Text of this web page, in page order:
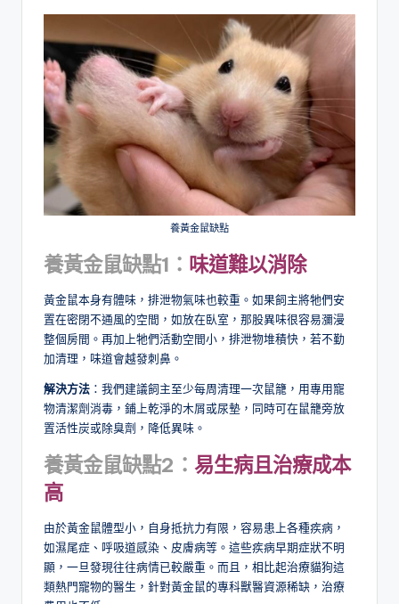
養黃金鼠缺點
養黃金鼠缺點1： 味道難以消除
黃金鼠本身有體味，排泄物氣味也較重。如果飼主將牠們安
置在密閉不通風的空間，如放在臥室，那股異味很容易瀰漫
整個房間。再加上牠們活動空間小，排泄物堆積快，若不勤
加清理，味道會越發刺鼻。
解決方法 ：我們建議飼主至少每周清理一次鼠籠，用專用寵
物清潔劑消毒，鋪上乾淨的木屑或尿墊，同時可在鼠籠旁放
置活性炭或除臭劑，降低異味。
養黃金鼠缺點2： 易生病且治療成本
高
由於黃金鼠體型小，自身抵抗力有限，容易患上各種疾病，
如濕尾症、呼吸道感染、皮膚病等。這些疾病早期症狀不明
顯，一旦發現往往病情已較嚴重。而且，相比起治療貓狗這
類熱門寵物的醫生，針對黃金鼠的專科獸醫資源稀缺，治療